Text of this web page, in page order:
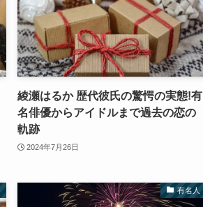
綾瀬はるか 歴代彼氏の驚愕の実態!有
名俳優からアイドルまで過去の恋の
軌跡
2024年7月26日
有名人